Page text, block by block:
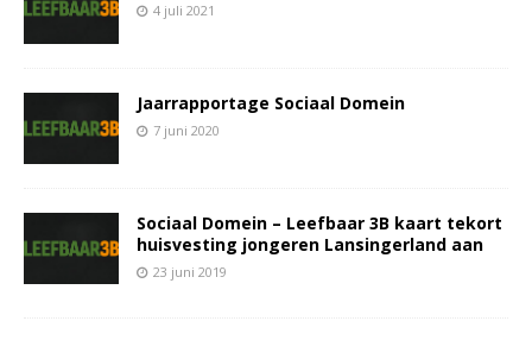
4 juli 2021
Jaarrapportage Sociaal Domein
7 juni 2020
Sociaal Domein – Leefbaar 3B kaart tekort
huisvesting jongeren Lansingerland aan
23 juni 2019